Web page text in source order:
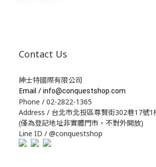
Contact Us
紳士特國際有限公司
Email / info@conquestshop.com
Phone / 02-2822-1365
Address / 台北市北投區尊賢街302巷17號1
(僅為登記地址非實體門市，不對外開放)
Line ID / @conquestshop